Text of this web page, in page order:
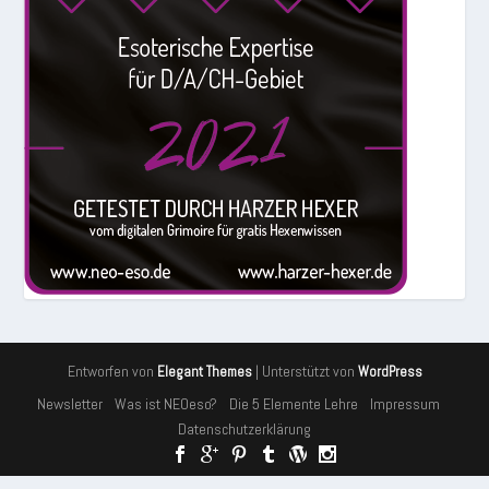
Entworfen von Elegant Themes| Unterstützt von WordPress
Newsletter Was ist NEOeso? Die 5 Elemente Lehre
Impressum
Datenschutzerklärung